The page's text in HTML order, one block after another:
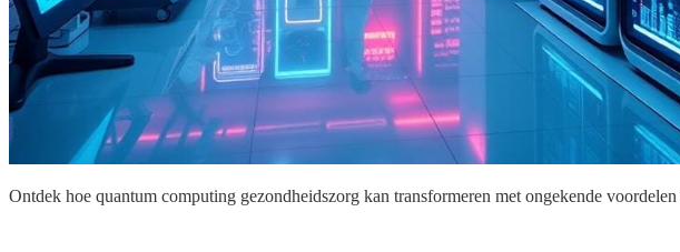
Ontdek hoe quantum computing gezondheidszorg kan transformeren met ongekende